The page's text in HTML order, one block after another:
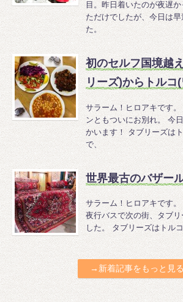
目。昨日着いたのが夜遅
ただけでしたが、今日は
た。
初のセルフ国境越
リーズ)からトルコ
サラーム！ヒロアキです
ンともついにお別れ。 今
かいます！ タブリーズは
で、
世界最古のバザー
サラーム！ヒロアキです
夜行バスで次の街、タブ
した。 タブリーズはトル
→新着記事をもっと見る